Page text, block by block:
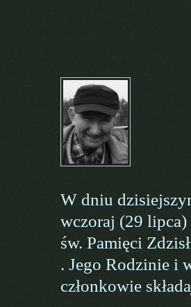
W dniu
wczoraj (29
św. Pamięci
. Jego Rodzinie i
członkowie